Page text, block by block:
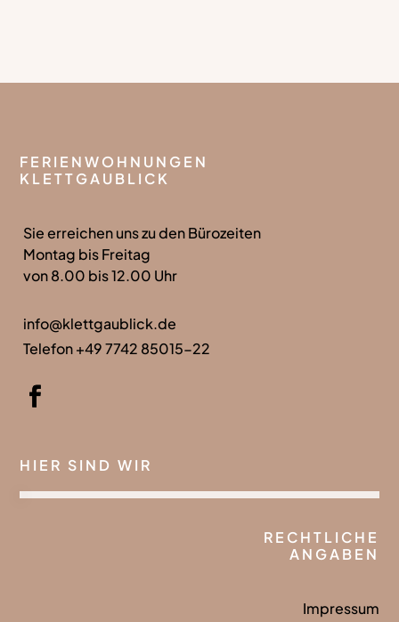
FERIENWOHNUNGEN
KLETTGAUBLICK
Sie erreichen uns zu den Bürozeiten
Montag bis Freitag
von 8.00 bis 12.00 Uhr
info@klettgaublick.de
Telefon +49 7742 85015-22
HIER SIND WIR
RECHTLICHE
ANGABEN
Impressum